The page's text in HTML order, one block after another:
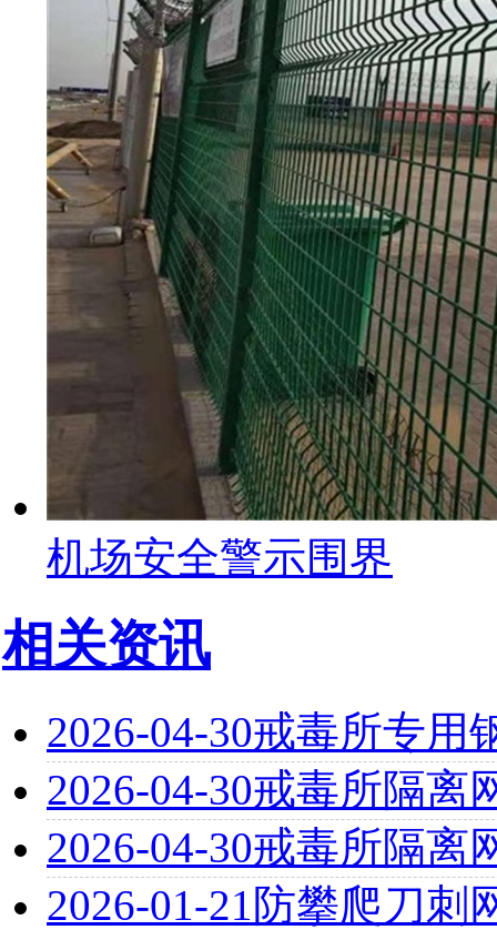
机场安全警示围界
相关资讯
2026-04-30戒毒所专用
2026-04-30戒毒所隔离
2026-04-30戒毒所隔离
2026-01-21 防攀爬刀刺